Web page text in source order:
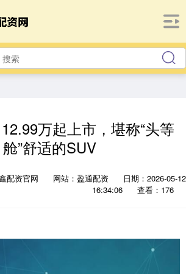
万起上市，堪称“头等
舱”舒适的SUV
配资官网 网站：盈通配资
日期：2026-05-12
16:34:06
查看：176